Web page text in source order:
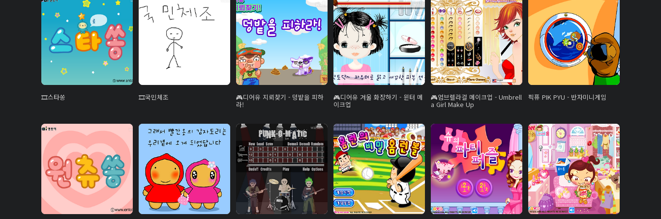
스타쏭 국민체조 디어유 지뢰찾기 - 덩밭을 피하
라!
디어유 겨울 화장하기 - 윈터 메
이크업
엄브렐라걸 메이크업 - Umbrell
a Girl Make Up
픽퓨 PIK PYU - 반자미니게임